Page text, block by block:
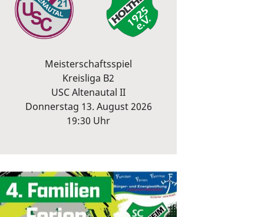
Meisterschaftsspiel
Kreisliga B2
USC Altenautal II
Donnerstag 13. August 2026
19:30 Uhr